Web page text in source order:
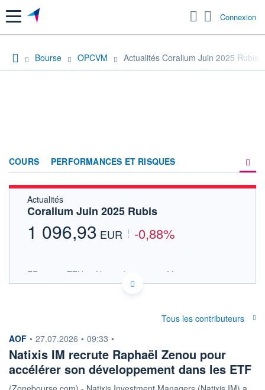
Menu Connexion
Bourse OPCVM Actualités Coralium Juin 2025 Rubis
COURS PERFORMANCES ET RISQUES
FORUM
Actualités
Coralium Juin 2025 Rubis
1 096,93 EUR -0,88%
FR001400TZN9 - Natixis Investment Managers
International
1 050
Tous les contributeurs
information fournie par
AOF • 27.07.2026 • 09:33 •
Natixis IM recrute Raphaël Zenou pour
accélérer son développement dans les ETF